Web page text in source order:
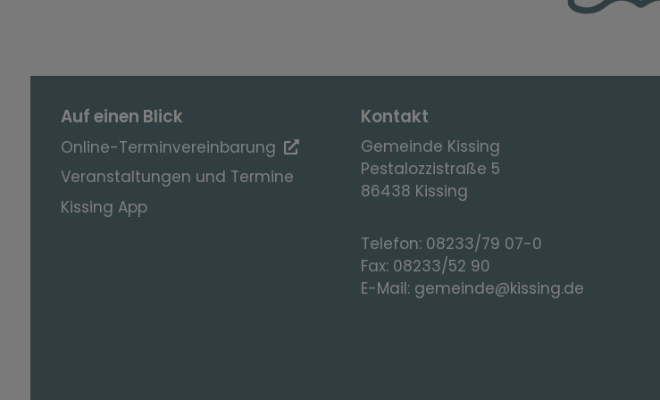
Auf einen Blick
Online-Terminvereinbarung
Veranstaltungen und Termine
Kissing App
Kontakt
Gemeinde Kissing
Pestalozzistraße 5
86438 Kissing
Telefon: 08233/79 07-0
Fax: 08233/52 90
E-Mail: gemeinde@kissing.de